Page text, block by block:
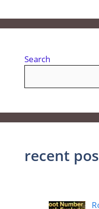
Search
recent